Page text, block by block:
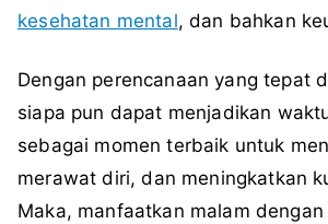
kesehatan mental, dan bahkan
Dengan perencanaan yang tepat
siapa pun dapat menjadikan
sebagai momen terbaik untuk
merawat diri, dan meningkatkan
Maka, manfaatkan malam